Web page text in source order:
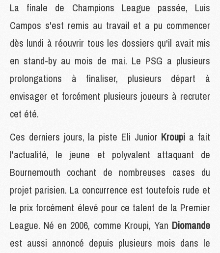
La finale de Champions League passée, Luis
Campos s'est remis au travail et a pu commencer
dès lundi à réouvrir tous les dossiers qu'il avait mis
en stand-by au mois de mai. Le PSG a plusieurs
prolongations à finaliser, plusieurs départ à
envisager et forcément plusieurs joueurs à recruter
cet été.
Ces derniers jours, la piste Eli Junior Kroupi a fait
l'actualité, le jeune et polyvalent attaquant de
Bournemouth cochant de nombreuses cases du
projet parisien. La concurrence est toutefois rude et
le prix forcément élevé pour ce talent de la Premier
League. Né en 2006, comme Kroupi, Yan Diomande
est aussi annoncé depuis plusieurs mois dans le